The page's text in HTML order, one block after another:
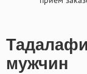
мужчин